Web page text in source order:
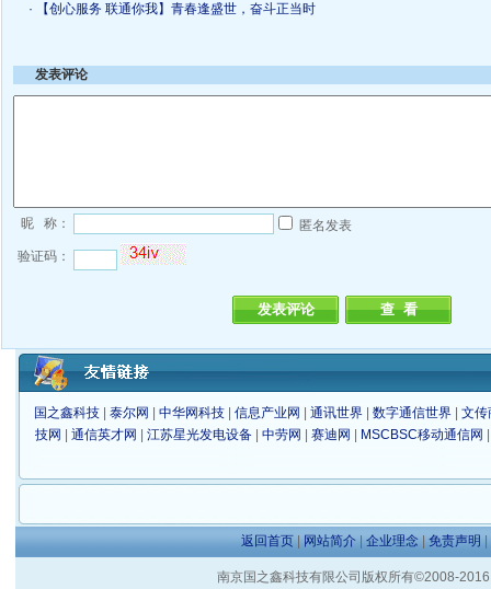
· 【创心服务 联通你我】青春逢盛世，奋斗正当时
发表评论
昵 称：
匿名发表
验证码：
国之鑫科技 泰尔网 中华网科技 信息产业网 通讯世界 数字通信世界
文传
技网
通信英才网 江苏星光发电设备| 中劳网 赛迪网 MSCBSC移动通信网
返回首页| 网站简介 | 企业理念 | 免责声明 |
南京国之鑫科技有限公司版权所有©2008-